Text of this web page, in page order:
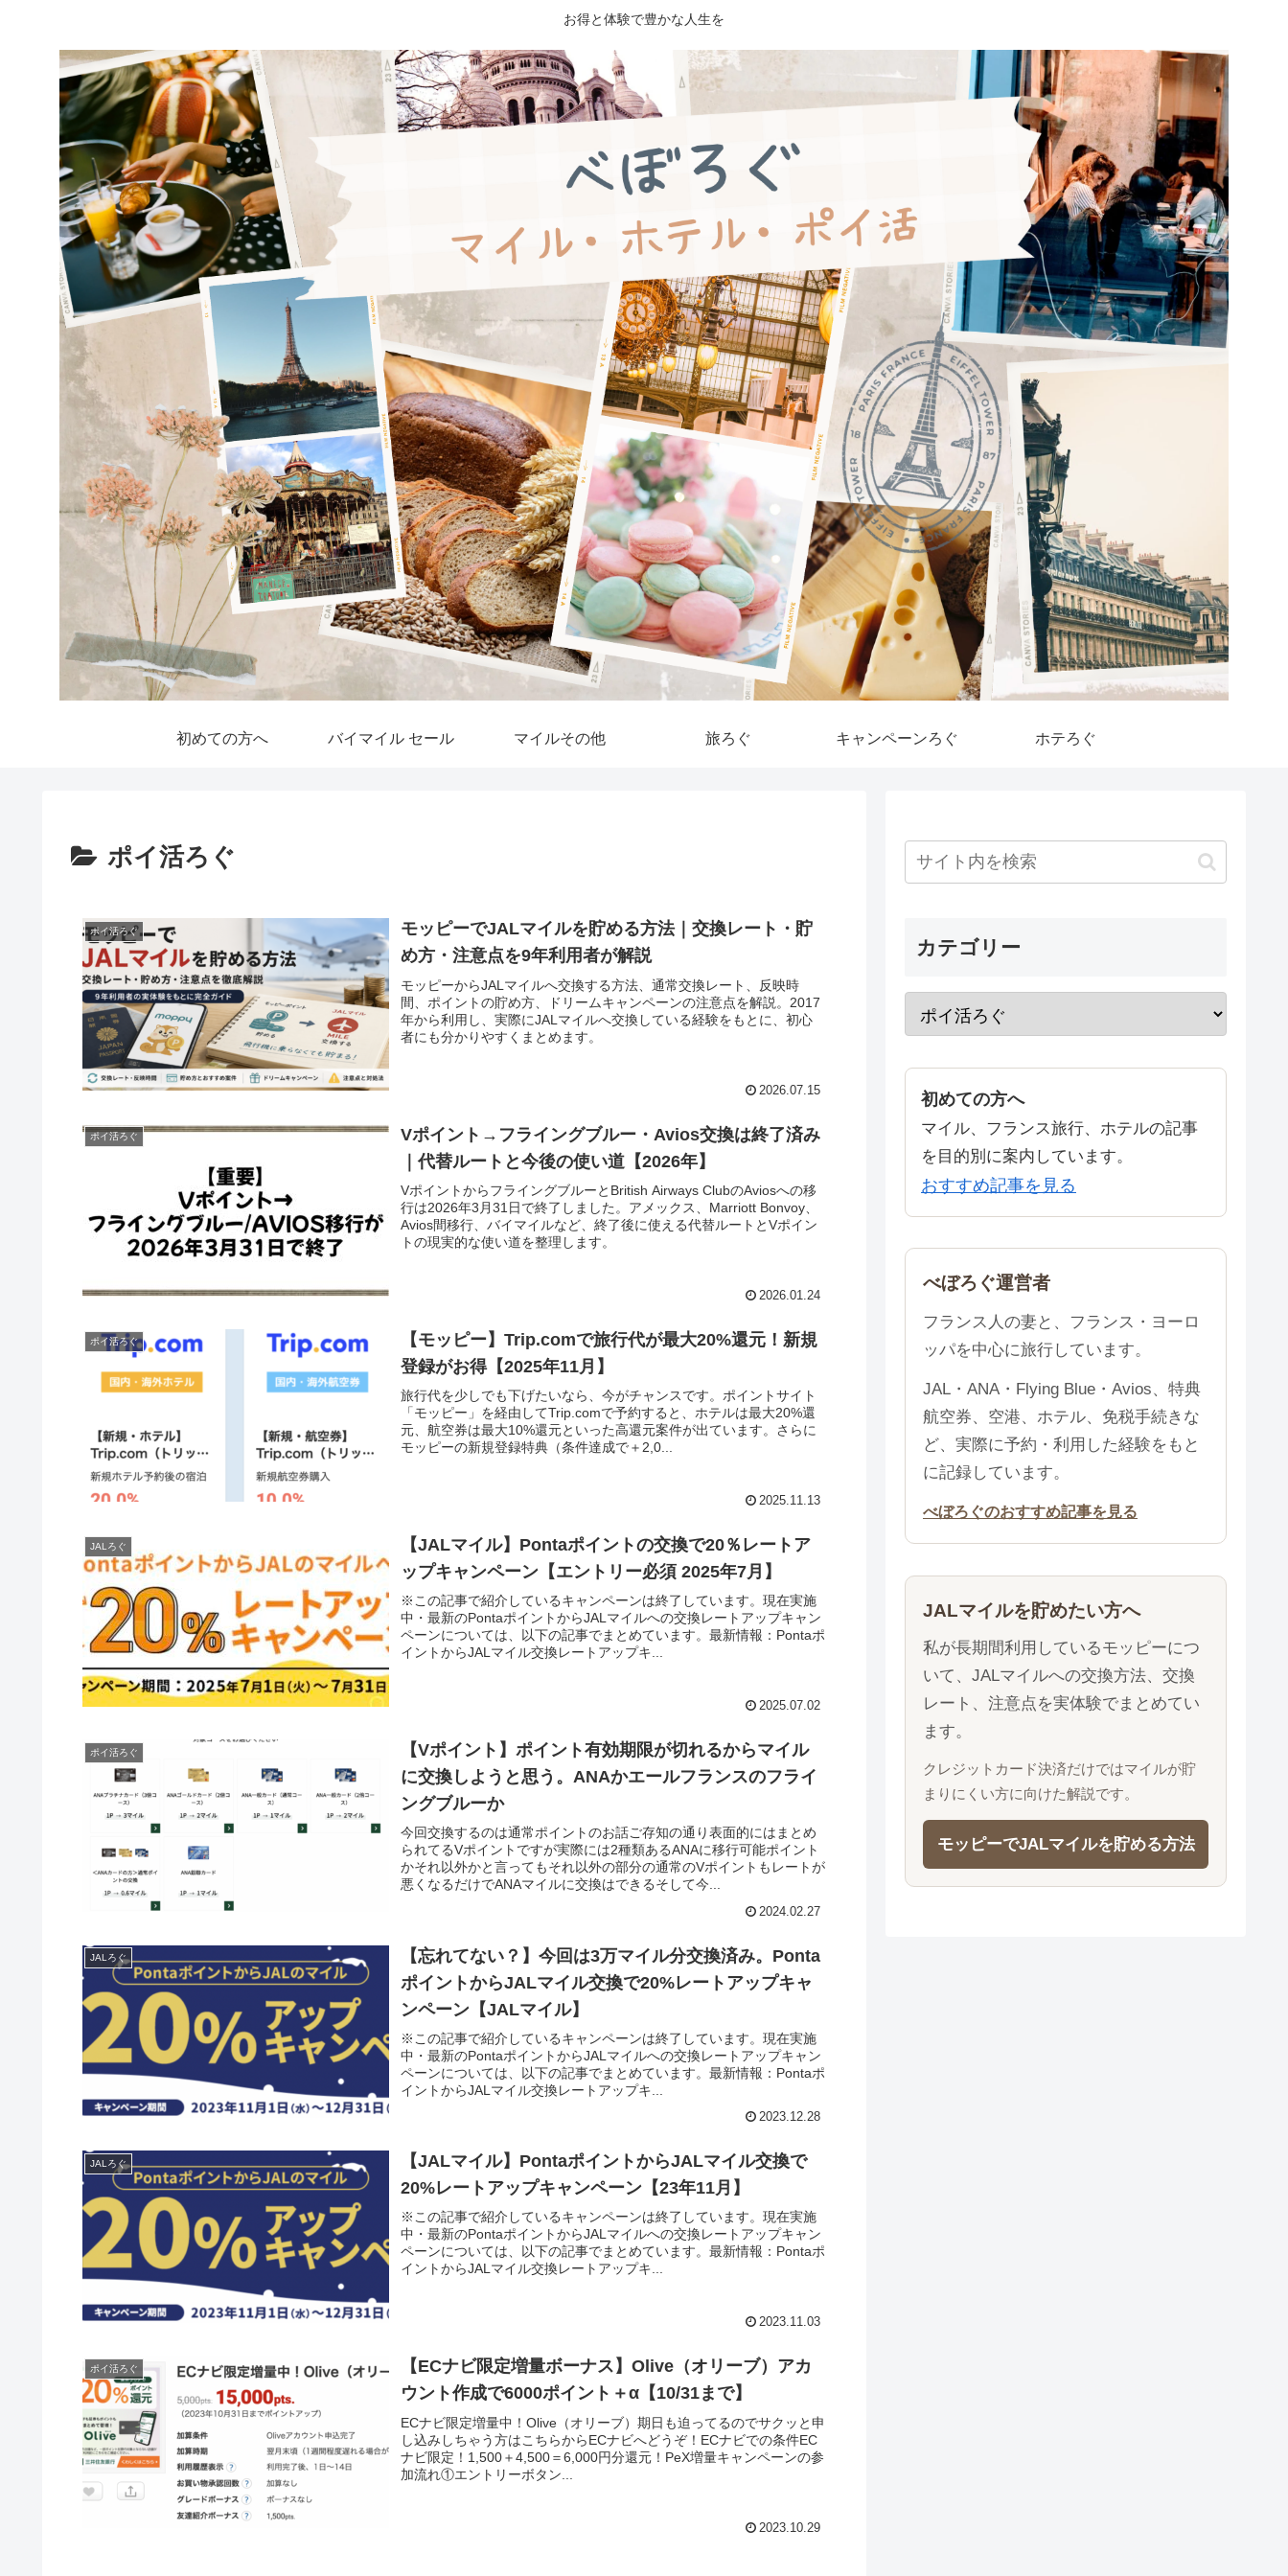
お得と体験で豊かな人生を
初めての方へ バイマイル セール マイルその他 旅ろぐ キャンペーンろぐ ホテろぐ
ポイ活ろぐ
ポイ活ろぐ
モッピーでJALマイルを貯める方法｜交換レート・貯
め方・注意点を9年利用者が解説
モッピーからJALマイルへ交換する方法、通常交換レート、反映時
間、ポイントの貯め方、ドリームキャンペーンの注意点を解説。2017
年から利用し、実際にJALマイルへ交換している経験をもとに、初心
者にも分かりやすくまとめます。
2026.07.15
ポイ活ろぐ
Vポイント→フライングブルー・Avios交換は終了済み
｜代替ルートと今後の使い道【2026年】
VポイントからフライングブルーとBritish Airways ClubのAviosへの移
行は2026年3月31日で終了しました。アメックス、Marriott Bonvoy、
Avios間移行、バイマイルなど、終了後に使える代替ルートとVポイン
トの現実的な使い道を整理します。
2026.01.24
ポイ活ろぐ
【モッピー】Trip.comで旅行代が最大20%還元！新規
登録がお得【2025年11月】
旅行代を少しでも下げたいなら、今がチャンスです。ポイントサイト
「モッピー」を経由してTrip.comで予約すると、ホテルは最大20%還
元、航空券は最大10%還元といった高還元案件が出ています。さらに
モッピーの新規登録特典（条件達成で＋2,0...
2025.11.13
JALろぐ
【JALマイル】Pontaポイントの交換で20％レートア
ップキャンペーン【エントリー必須 2025年7月】
※この記事で紹介しているキャンペーンは終了しています。現在実施
中・最新のPontaポイントからJALマイルへの交換レートアップキャン
ペーンについては、以下の記事でまとめています。最新情報：Pontaポ
イントからJALマイル交換レートアップキ...
2025.07.02
ポイ活ろぐ
【Vポイント】ポイント有効期限が切れるからマイル
に交換しようと思う。ANAかエールフランスのフライ
ングブルーか
今回交換するのは通常ポイントのお話ご存知の通り表面的にはまとめ
られてるVポイントですが実際には2種類あるANAに移行可能ポイント
かそれ以外かと言ってもそれ以外の部分の通常のVポイントもレートが
悪くなるだけでANAマイルに交換はできるそして今...
2024.02.27
JALろぐ
【忘れてない？】今回は3万マイル分交換済み。Ponta
ポイントからJALマイル交換で20%レートアップキャ
ンペーン【JALマイル】
※この記事で紹介しているキャンペーンは終了しています。現在実施
中・最新のPontaポイントからJALマイルへの交換レートアップキャン
ペーンについては、以下の記事でまとめています。最新情報：Pontaポ
イントからJALマイル交換レートアップキ...
2023.12.28
JALろぐ
【JALマイル】PontaポイントからJALマイル交換で
20%レートアップキャンペーン【23年11月】
※この記事で紹介しているキャンペーンは終了しています。現在実施
中・最新のPontaポイントからJALマイルへの交換レートアップキャン
ペーンについては、以下の記事でまとめています。最新情報：Pontaポ
イントからJALマイル交換レートアップキ...
2023.11.03
ポイ活ろぐ
【ECナビ限定増量ボーナス】Olive（オリーブ）アカ
ウント作成で6000ポイント＋α【10/31まで】
ECナビ限定増量中！Olive（オリーブ）期日も迫ってるのでサクッと申
し込みしちゃう方はこちらからECナビへどうぞ！ECナビでの条件EC
ナビ限定！1,500＋4,500＝6,000円分還元！PeX増量キャンペーンの参
加流れ①エントリーボタン...
2023.10.29
カテゴリー
初めての方へ
マイル、フランス旅行、ホテルの記事
を目的別に案内しています。
おすすめ記事を見る
べぼろぐ運営者
フランス人の妻と、フランス・ヨーロ
ッパを中心に旅行しています。
JAL・ANA・Flying Blue・Avios、特典
航空券、空港、ホテル、免税手続きな
ど、実際に予約・利用した経験をもと
に記録しています。
べぼろぐのおすすめ記事を見る
JALマイルを貯めたい方へ
私が長期間利用しているモッピーにつ
いて、JALマイルへの交換方法、交換
レート、注意点を実体験でまとめてい
ます。
クレジットカード決済だけではマイルが貯
まりにくい方に向けた解説です。
モッピーでJALマイルを貯める方法